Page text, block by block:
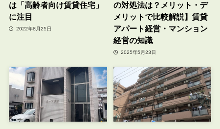
は「高齢者向け賃貸住宅」
に注目
2022年8月25日
の対処法は？メリット・デ
メリットで比較解説】賃貸
アパート経営・マンション
経営の知識
2025年5月23日